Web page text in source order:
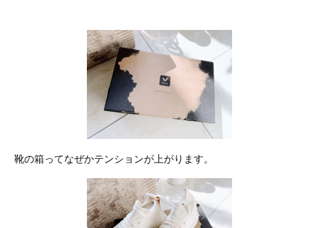
靴の箱ってなぜかテンションが上がります。